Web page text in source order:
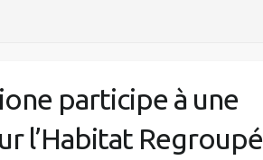
participe à une
l’Habitat Regroupé